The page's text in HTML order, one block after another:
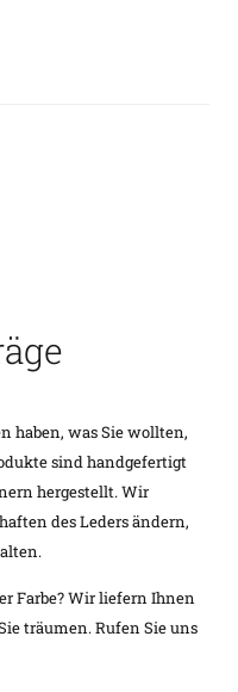
haben, was Sie wollten,
sind handgefertigt
hergestellt. Wir
des Leders ändern,
Farbe? Wir liefern Ihnen
träumen. Rufen Sie uns